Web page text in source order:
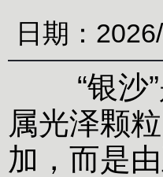
日期：
“银沙”
属光泽颗
加，而是